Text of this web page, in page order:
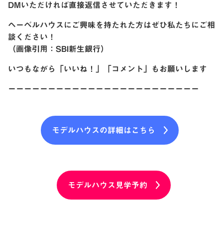
DMいただければ直接返信させていただきます！
ヘーベルハウスにご興味を持たれた方はぜひ私たちにご相
談ください！
（画像引用：SBI新生銀行）
いつもながら「いいね！」「コメント」もお願いします
ーーーーーーーーーーーーーーーーーーーーーーーー
モデルハウスの詳細はこちら
モデルハウス見学予約